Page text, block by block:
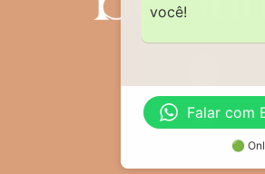
você!
Falar com
🟢